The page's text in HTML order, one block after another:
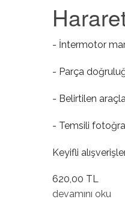
- İntermotor
- Parça
- Belirtilen
- Temsili
Keyifli
620,00 TL
Hararet Müşürü
devamını oku